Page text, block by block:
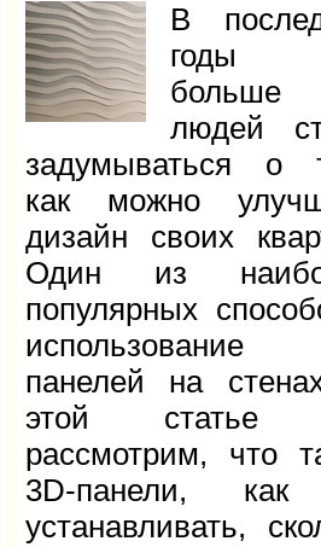
В
годы
больше
людей
задумываться о
как можно
дизайн своих
Один из
популярных
использование
панелей на
этой статье
рассмотрим, что
3D-панели,
устанавливать,